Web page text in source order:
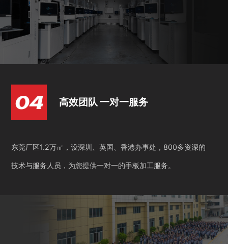
高效团队 一对一服务
东莞厂区1.2万㎡，设深圳、英国、香港办事处，800多资深的
技术与服务人员，为您提供一对一的手板加工服务。